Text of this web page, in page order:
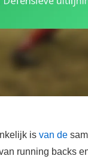
is van de
running backs